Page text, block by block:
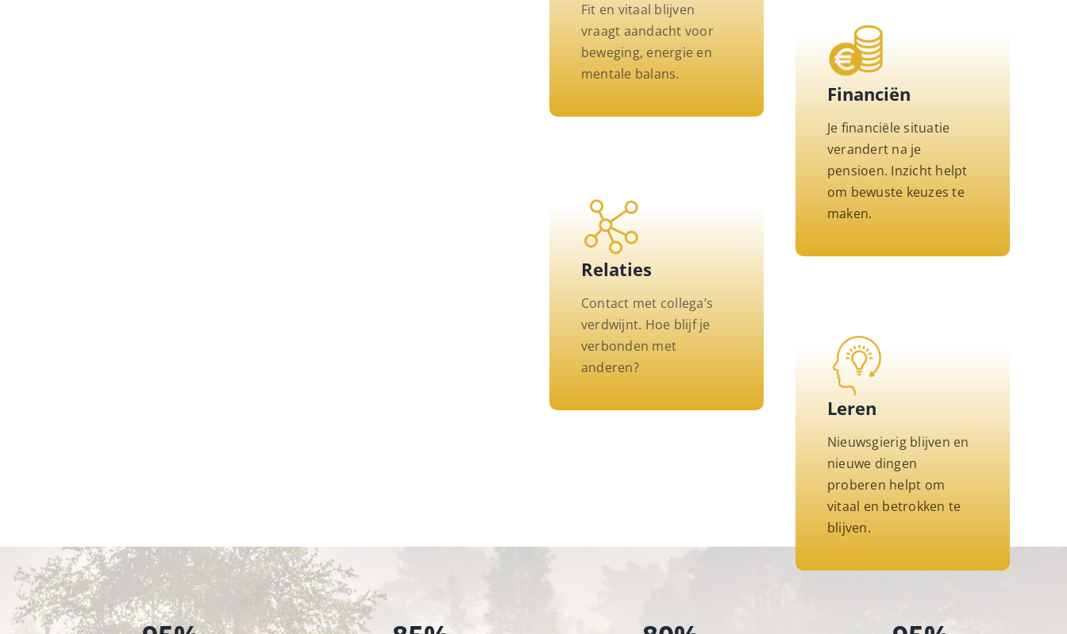
Fit en vitaal blijven
vraagt aandacht voor
beweging, energie en
mentale balans.
Relaties
Contact met collega’s
verdwijnt. Hoe blijf je
verbonden met
anderen?
Financiën
Je financiële situatie
verandert na je
pensioen. Inzicht helpt
om bewuste keuzes te
maken.
Leren
Nieuwsgierig blijven en
nieuwe dingen
proberen helpt om
vitaal en betrokken te
blijven.